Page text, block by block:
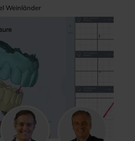
Weinländer